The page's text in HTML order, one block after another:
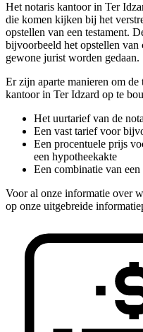
Het notaris kantoor in Ter
die komen kijken bij het
opstellen van een testament.
bijvoorbeeld het opstellen
gewone jurist worden gedaan.
Er zijn aparte manieren om
kantoor in Ter Idzard op te
Het uurtarief van de
Een vast tarief voor
Een procentuele prijs
een hypotheekakte
Een combinatie van
Voor al onze informatie over
op onze uitgebreide